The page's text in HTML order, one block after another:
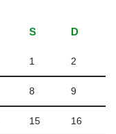
S D
1 2
8 9
15 16